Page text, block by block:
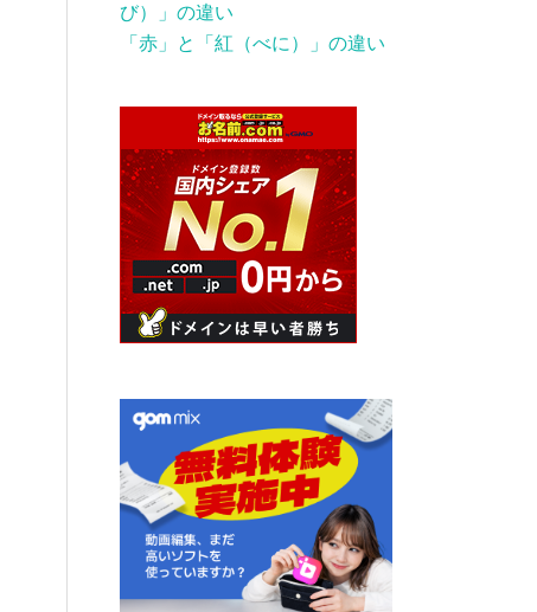
び）」の違い
「赤」と「紅（べに）」の違い